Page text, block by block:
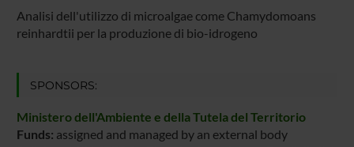
Analisi dell'utilizzo di microalgae come Chamydomoans
reinhardtii per la produzione di bio-idrogeno
SPONSORS:
Ministero dell'Ambiente e della Tutela del Territorio
Funds: assigned and managed by an external body